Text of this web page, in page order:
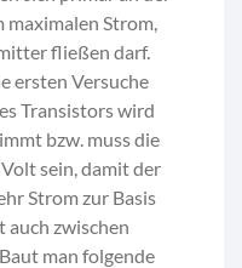
Strom,
fließen darf.
ersten Versuche
Transistors wird
bzw. muss die
sein, damit der
Strom zur Basis
zwischen
man folgende